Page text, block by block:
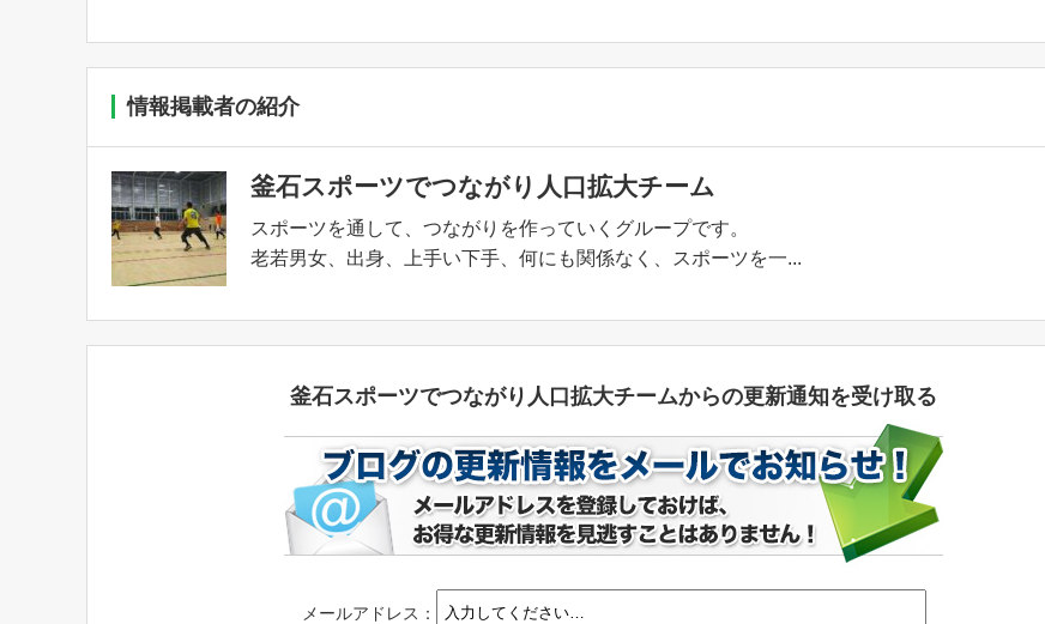
情報掲載者の紹介
釜石スポーツでつながり人口拡大チーム
スポーツを通して、つながりを作っていくグループです。
老若男女、出身、上手い下手、何にも関係なく、スポーツを一...
釜石スポーツでつながり人口拡大チームからの更新通知を受け取る
メールアドレス：